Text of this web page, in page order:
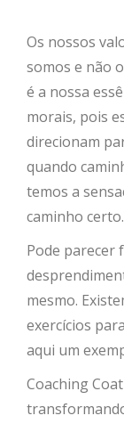
Os nossos
somos e não
é a nossa
morais, pois
direcionam
quando
temos a
caminho
Pode parecer
mesmo.
exercícios
aqui um
Coaching